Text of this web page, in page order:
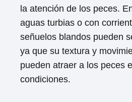
la atención de los peces.
aguas turbias o con
señuelos blandos pueden
ya que su textura y
pueden atraer a los peces
condiciones.